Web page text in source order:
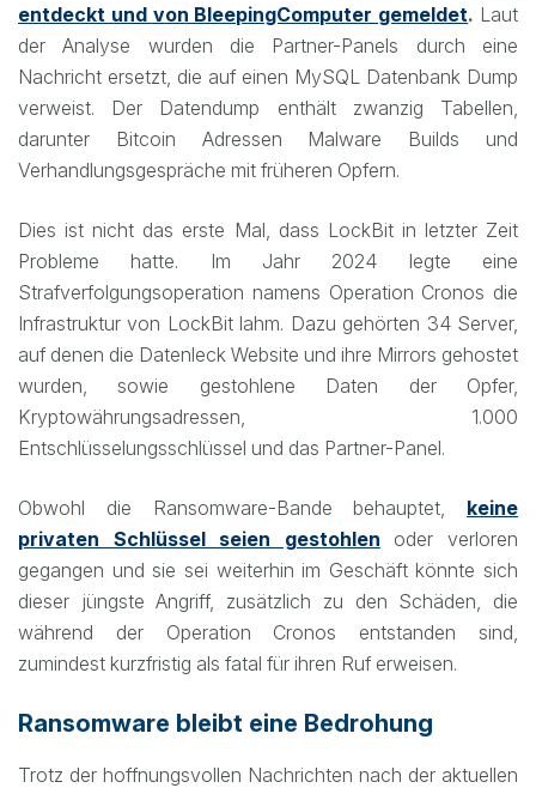
entdeckt und von BleepingComputer gemeldet. Laut
der Analyse wurden die Partner-Panels durch eine
Nachricht ersetzt, die auf einen MySQL Datenbank Dump
verweist. Der Datendump enthält zwanzig Tabellen,
darunter Bitcoin Adressen Malware Builds und
Verhandlungsgespräche mit früheren Opfern.
Dies ist nicht das erste Mal, dass LockBit in letzter Zeit
Probleme hatte. Im Jahr 2024 legte eine
Strafverfolgungsoperation namens Operation Cronos die
Infrastruktur von LockBit lahm. Dazu gehörten 34 Server,
auf denen die Datenleck Website und ihre Mirrors gehostet
wurden, sowie gestohlene Daten der Opfer,
Kryptowährungsadressen, 1.000
Entschlüsselungsschlüssel und das Partner-Panel.
Obwohl die Ransomware-Bande behauptet, keine
privaten Schlüssel seien gestohlen oder verloren
gegangen und sie sei weiterhin im Geschäft könnte sich
dieser jüngste Angriff, zusätzlich zu den Schäden, die
während der Operation Cronos entstanden sind,
zumindest kurzfristig als fatal für ihren Ruf erweisen.
Ransomware bleibt eine Bedrohung
Trotz der hoffnungsvollen Nachrichten nach der aktuellen